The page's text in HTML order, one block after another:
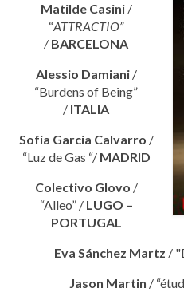
Matilde Casini/
“ATTRACTIO”
/BARCELONA
Alessio Damiani/
“Burdens of Being”
/ ITALIA
Sofía García Calvarro /
“Luz de Gas “/ MADRID
Colectivo Glovo /
“Alleo” / LUGO –
PORTUGAL
Eva Sánchez Martz /
Jason Martin /